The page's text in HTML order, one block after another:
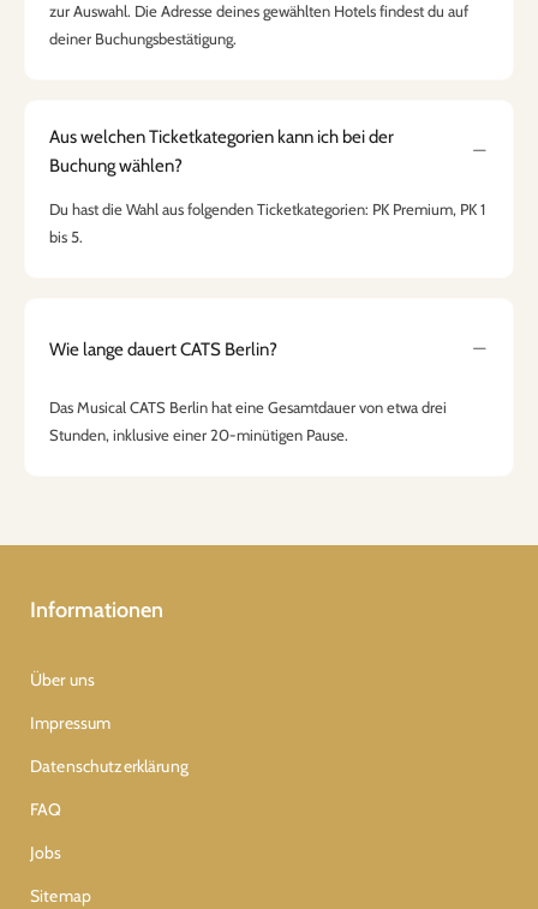
zur Auswahl. Die Adresse deines gewählten Hotels findest du auf
deiner Buchungsbestätigung.
Aus welchen Ticketkategorien kann ich bei der
Buchung wählen?
Du hast die Wahl aus folgenden Ticketkategorien: PK Premium, PK 1
bis 5.
Wie lange dauert CATS Berlin?
Das Musical CATS Berlin hat eine Gesamtdauer von etwa drei
Stunden, inklusive einer 20-minütigen Pause.
Informationen
Über uns
Impressum
Datenschutzerklärung
FAQ
Jobs
Sitemap